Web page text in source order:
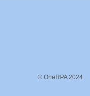
© OneRPA 2024